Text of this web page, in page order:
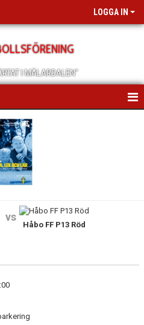
LOGGA IN
I MÄLARDALEN"
vs
Håbo FF P13 Röd